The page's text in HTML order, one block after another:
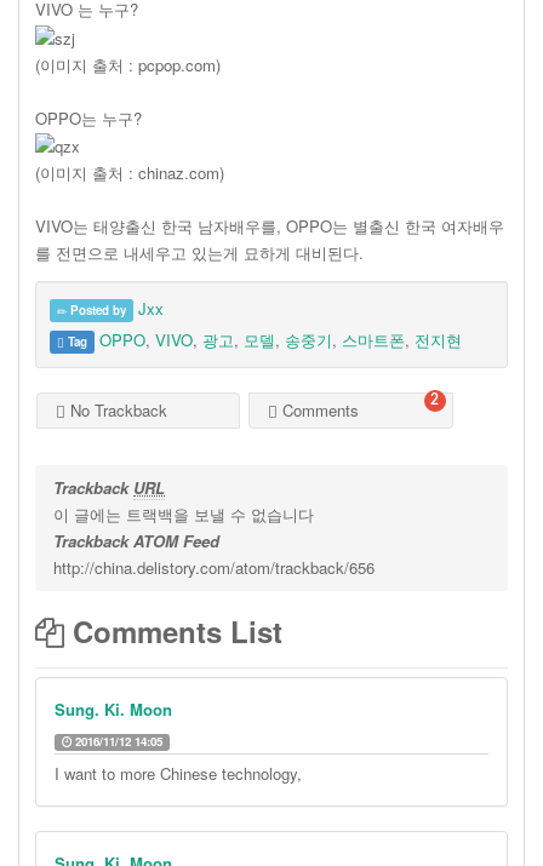
VIVO 는 누구?
(이미지 출처 : pcpop.com)
OPPO는 누구?
(이미지 출처 : chinaz.com)
VIVO는 태양출신 한국 남자배우를, OPPO는 별출신 한국 여자배우
를 전면으로 내세우고 있는게 묘하게 대비된다.
Posted by Jxx
Tag OPPO, VIVO, 광고, 모델, 송중기, 스마트폰, 전지현
No Trackback Comments 2
Trackback URL
이 글에는 트랙백을 보낼 수 없습니다
Trackback ATOM Feed
http://china.delistory.com/atom/trackback/656
Comments List
Sung. Ki. Moon
2016/11/12 14:05
I want to more Chinese technology,